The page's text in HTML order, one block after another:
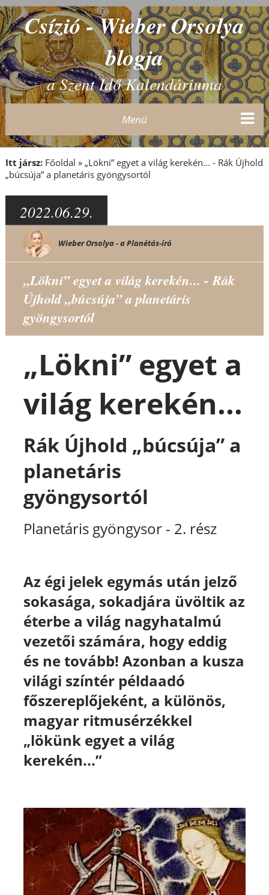
Csízió - Wieber Orsolya
blogja
a Szent Idő Kalendáriuma
Menü
Itt jársz: Főoldal » „Lökni” egyet a világ kerekén... - Rák Újhold
„búcsúja” a planetáris gyöngysortól
2022.06.29.
Wieber Orsolya - a Planétás-író
„Lökni” egyet a világ kerekén... - Rák
Újhold „búcsúja” a planetáris
gyöngysortól
„Lökni” egyet a
világ kerekén...
Rák Újhold „búcsúja” a
planetáris
gyöngysortól
Planetáris gyöngysor - 2. rész
Az égi jelek egymás után jelző
sokasága, sokadjára üvöltik az
éterbe a világ nagyhatalmú
vezetői számára, hogy eddig
és ne tovább! Azonban a kusza
világi színtér példaadó
főszereplőjeként, a különös,
magyar ritmusérzékkel
„lökünk egyet a világ
kerekén...”